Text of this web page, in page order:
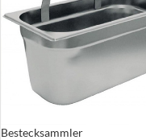
Bestecksammler